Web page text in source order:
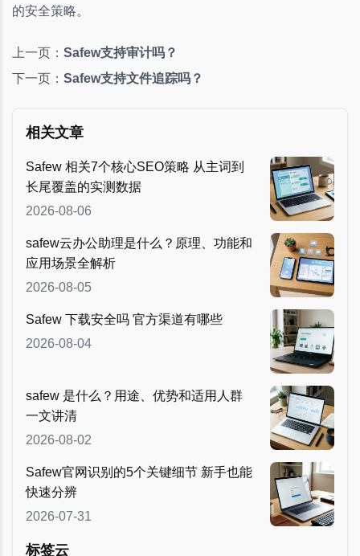
的安全策略。
上一页： Safew支持审计吗？
下一页： Safew支持文件追踪吗？
相关文章
Safew 相关7个核心SEO策略 从主词到
长尾覆盖的实测数据
2026-08-06
safew云办公助理是什么？原理、功能和
应用场景全解析
2026-08-05
Safew 下载安全吗 官方渠道有哪些
2026-08-04
safew 是什么？用途、优势和适用人群
一文讲清
2026-08-02
Safew官网识别的5个关键细节 新手也能
快速分辨
2026-07-31
标签云